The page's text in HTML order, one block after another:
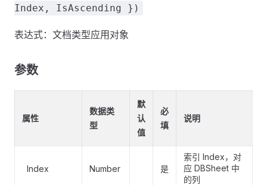
Index, IsAscending })
表达式：文档类型应用对象
参数
属性
数据类
型
默
认
值
必
填
说明
Index Number 是
索引 Index，对
应 DBSheet 中
的列